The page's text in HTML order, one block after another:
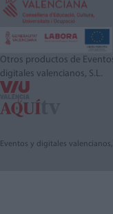
Otros productos de
digitales valencianos, S.L.
Eventos y digitales